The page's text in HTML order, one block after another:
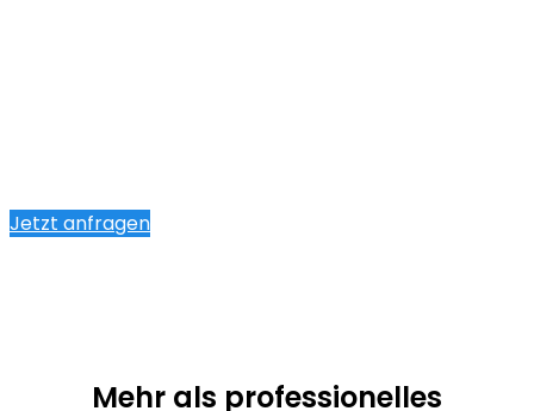
Jetzt anfragen
Mehr als professionelles